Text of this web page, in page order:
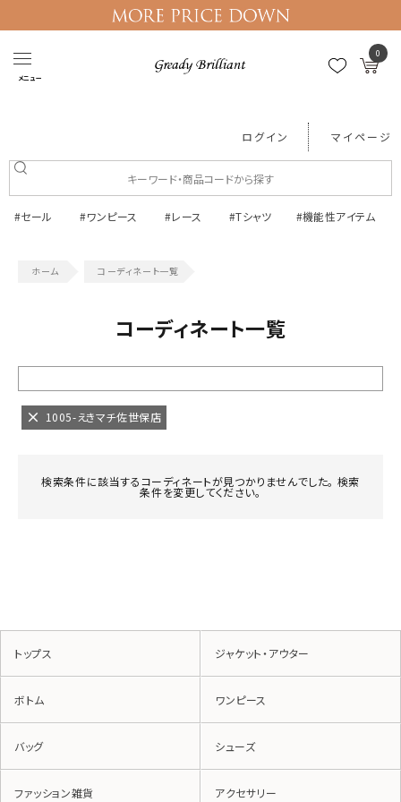
メニュー
0
ログイン マイページ
#セール #ワンピース #レース #Tシャツ #機能性アイテム
コーディネート一覧
コーディネート一覧
1005-えきマチ佐世保店
検索条件に該当するコーディネートが見つかりませんでした。 検索
条件を変更してください。
トップス ジャケット・アウター
ボトム ワンピース
バッグ シューズ
ファッション雑貨 アクセサリー